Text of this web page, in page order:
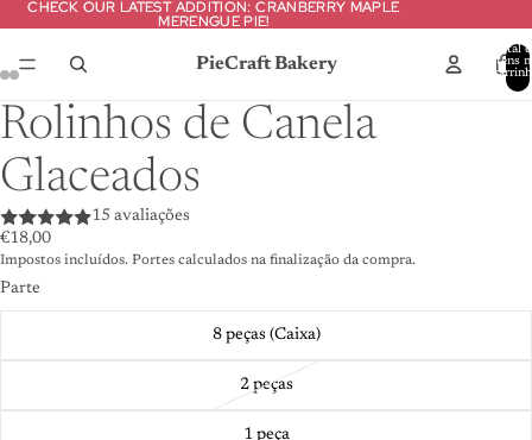
CHECK OUR LATEST ADDITION: CRANBERRY MAPLE
MERENGUE PIE!
CHECK OUR LATEST ADDITION: CRANBERRY MAPLE
MERENGUE PIE!
PieCraft Bakery
Total
itens
Rolinhos de Canela
Glaceados
15 avaliações
€18,00
Impostos incluídos. Portes calculados na finalização da compra.
Parte
8 peças (Caixa)
2 peças
1 peça